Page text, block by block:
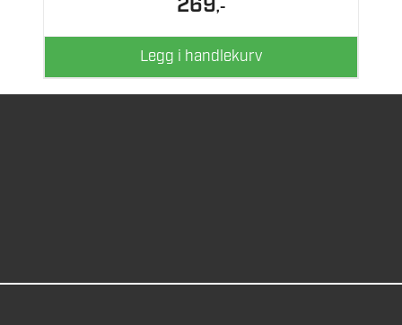
,-
Legg i handlekurv